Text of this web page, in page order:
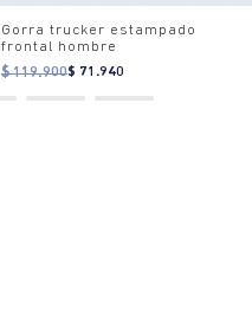
Gorra trucker estampado
frontal hombre
$ 119.900$ 71.940